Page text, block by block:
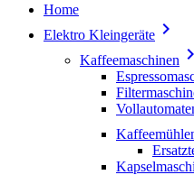
Home
Elektro Kleingeräte 
Kaffeemaschinen 